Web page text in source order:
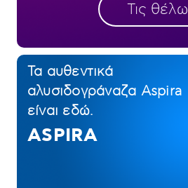
Τις θέλω
Τα αυθεντικά
αλυσιδογράναζα Aspira
είναι εδώ.
ASPIRA